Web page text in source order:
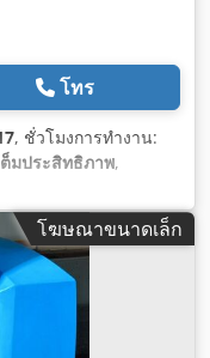
โทร
, ชั่วโมงการทำงาน:
มประสิทธิภาพ,
โฆษณาขนาดเล็ก